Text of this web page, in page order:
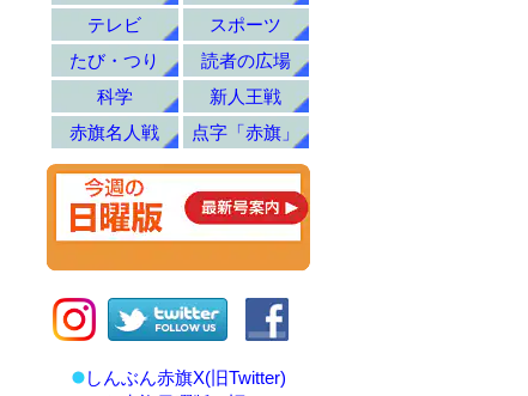
テレビ
スポーツ
たび・つり
読者の広場
科学
新人王戦
赤旗名人戦
点字「赤旗」
しんぶん赤旗X(旧Twitter)